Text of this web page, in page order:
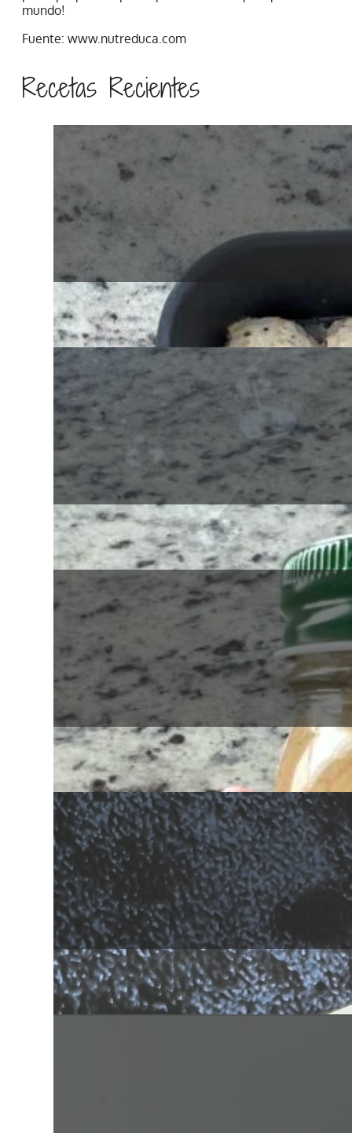
mundo!
Fuente: www.nutreduca.com
Recetas Recientes
Albóndigas de pavo y quinoa
Mantequilla de nueces y semillas
Helados de frutas
Galletas de zanahoria